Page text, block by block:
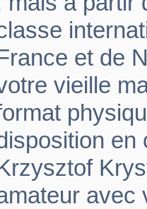
et de
vieille
en
avec